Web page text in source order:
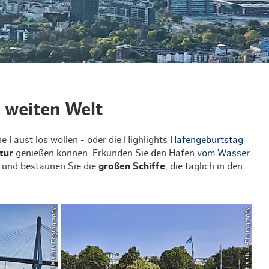
& Lifestyle
shoppen
essen & trinken
weiten Welt
Faust los wollen - oder die Highlights Hafengeburtstag
genießen können. Erkunden Sie den Hafen vom Wasser
und bestaunen Sie diegroßen Schiffe , die täglich in den
© ThisIsJulia Photography © ThisIsJulia-Photography